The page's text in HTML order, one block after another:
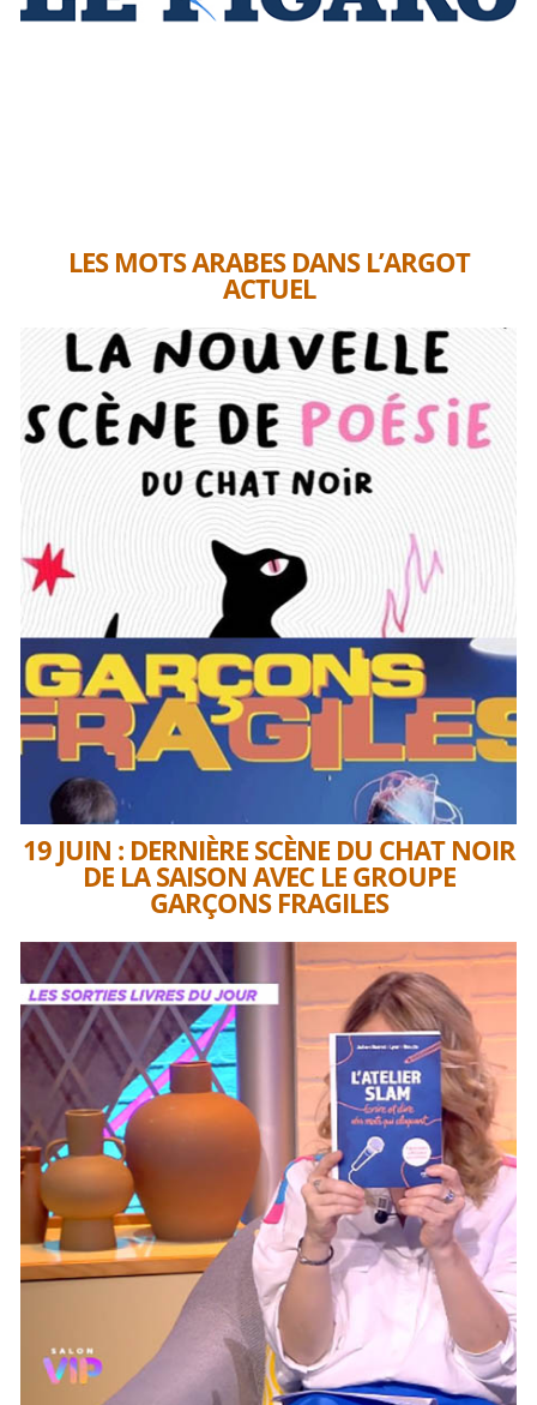
LES MOTS ARABES DANS L’ARGOT
ACTUEL
19 JUIN : DERNIÈRE SCÈNE DU CHAT NOIR
DE LA SAISON AVEC LE GROUPE
GARÇONS FRAGILES